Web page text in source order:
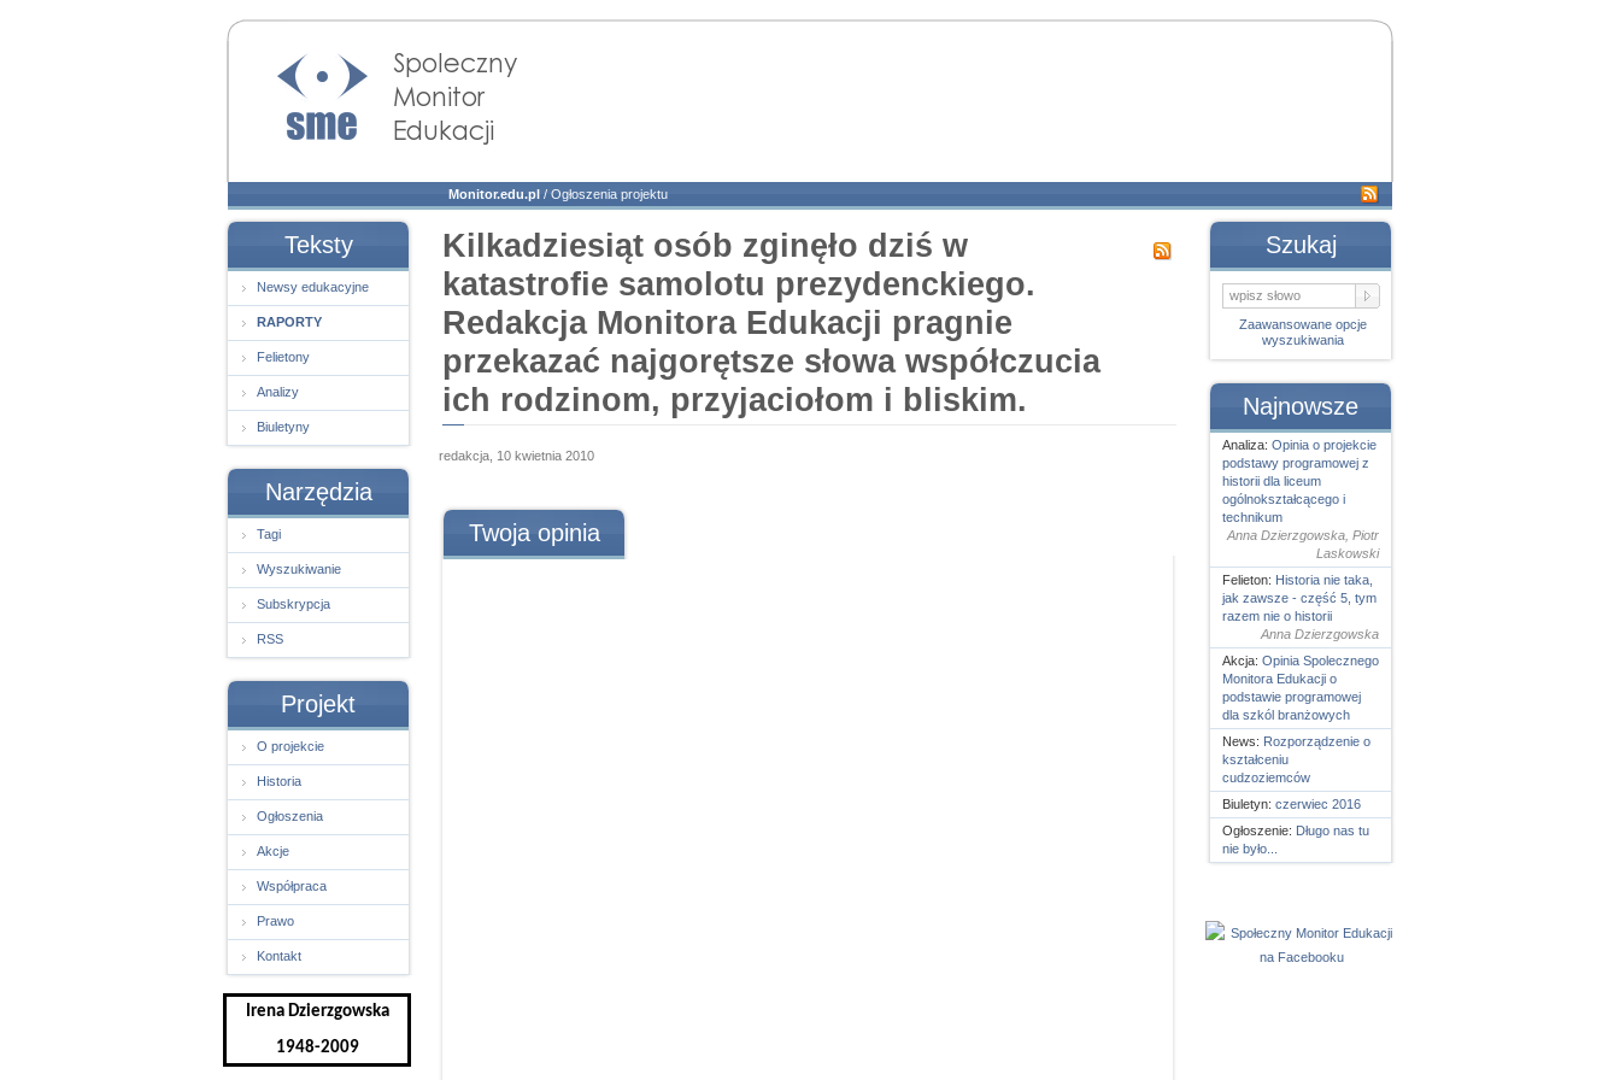
Społeczny Monitor
Edukacji
Monitor.edu.pl / Ogłoszenia projektu
Teksty
Newsy edukacyjne
RAPORTY
Felietony
Analizy
Biuletyny
Narzędzia
Tagi
Wyszukiwanie
Subskrypcja
RSS
Projekt
O projekcie
Historia
Ogłoszenia
Akcje
Współpraca
Prawo
Kontakt
Irena Dzierzgowska
1948-2009
Kilkadziesiąt osób zginęło dziś w
katastrofie samolotu prezydenckiego.
Redakcja Monitora Edukacji pragnie
przekazać najgorętsze słowa współczucia
ich rodzinom, przyjaciołom i bliskim.
redakcja, 10 kwietnia 2010
Twoja opinia
Szukaj
Zaawansowane opcje
wyszukiwania
Najnowsze
Analiza: Opinia o projekcie
podstawy programowej z
historii dla liceum
ogólnokształcącego i
technikum
Anna Dzierzgowska, Piotr
Laskowski
Felieton: Historia nie taka,
jak zawsze - część 5, tym
razem nie o historii
Anna Dzierzgowska
Akcja: Opinia Spolecznego
Monitora Edukacji o
podstawie programowej
dla szkól branżowych
News: Rozporządzenie o
kształceniu
cudzoziemców
Biuletyn: czerwiec 2016
Ogłoszenie: Długo nas tu
nie było...